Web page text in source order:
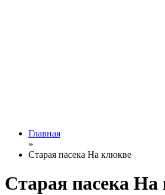
Главная
»
Старая пасека На клюкве
Старая пасека